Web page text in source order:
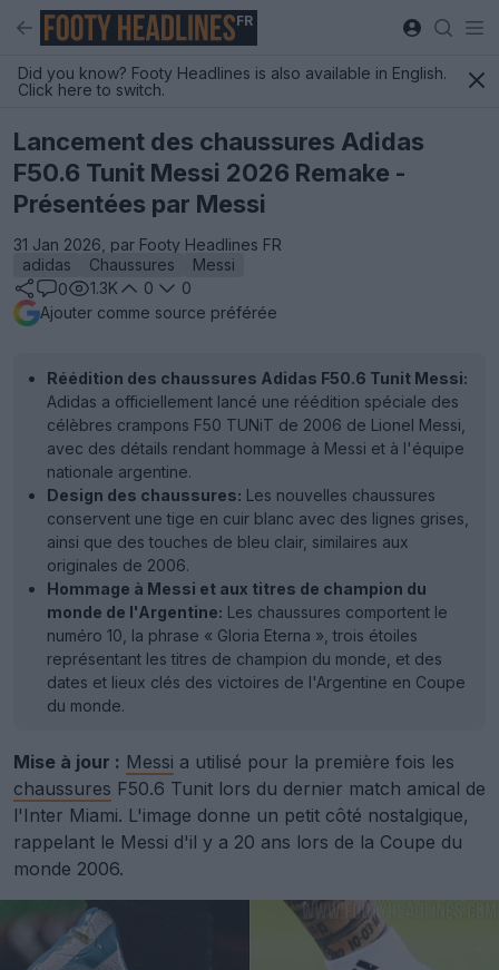
FR
Did you know? Footy Headlines is also available in English.
Click here to switch.
Lancement des chaussures Adidas
F50.6 Tunit Messi 2026 Remake -
Présentées par Messi
31 Jan 2026, par Footy Headlines FR
adidas
Chaussures
Messi
0
1.3K 0
0
Ajouter comme source préférée
Réédition des chaussures Adidas F50.6 Tunit Messi:
Adidas a officiellement lancé une réédition spéciale des
célèbres crampons F50 TUNiT de 2006 de Lionel Messi,
avec des détails rendant hommage à Messi et à l'équipe
nationale argentine.
Design des chaussures: Les nouvelles chaussures
conservent une tige en cuir blanc avec des lignes grises,
ainsi que des touches de bleu clair, similaires aux
originales de 2006.
Hommage à Messi et aux titres de champion du
monde de l'Argentine: Les chaussures comportent le
numéro 10, la phrase « Gloria Eterna », trois étoiles
représentant les titres de champion du monde, et des
dates et lieux clés des victoires de l'Argentine en Coupe
du monde.
Mise à jour : Messi a utilisé pour la première fois les
chaussures F50.6 Tunit lors du dernier match amical de
l'Inter Miami. L'image donne un petit côté nostalgique,
rappelant le Messi d'il y a 20 ans lors de la Coupe du
monde 2006.